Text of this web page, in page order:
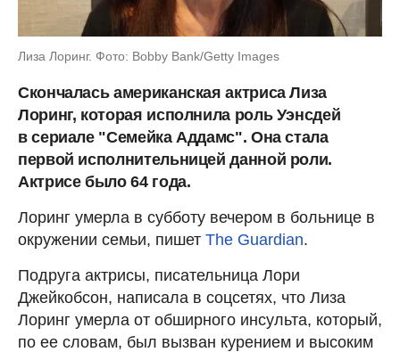
Лиза Лоринг. Фото: Bobby Bank/Getty Images
Скончалась американская актриса Лиза
Лоринг, которая исполнила роль Уэнсдей
в сериале "Семейка Аддамс". Она стала
первой исполнительницей данной роли.
Актрисе было 64 года.
Лоринг умерла в субботу вечером в больнице в
окружении семьи, пишет The Guardian.
Подруга актрисы, писательница Лори
Джейкобсон, написала в соцсетях, что Лиза
Лоринг умерла от обширного инсульта, который,
по ее словам, был вызван курением и высоким